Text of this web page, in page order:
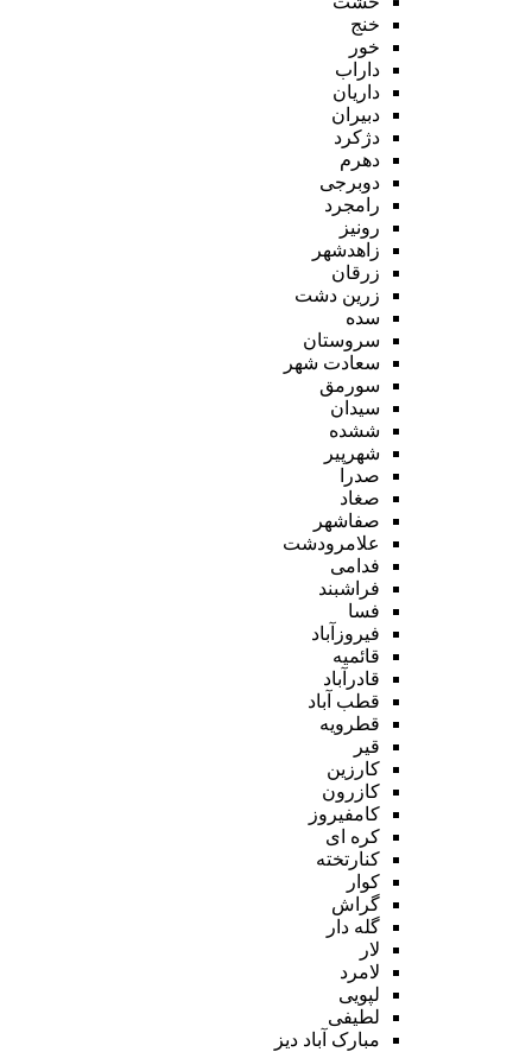
خنج
خور
داراب
داریان
دبیران
دژکرد
دهرم
دوبرجی
رامجرد
رونیز
زاهدشهر
زرقان
زرین دشت
سده
سروستان
سعادت شهر
سورمق
سیدان
ششده
شهرپیر
صدرا
صغاد
صفاشهر
علامرودشت
فدامی
فراشبند
فسا
فیروزآباد
قائمیه
قادرآباد
قطب آباد
قطرویه
قیر
کارزین
کازرون
کامفیروز
کره ای
کنارتخته
کوار
گراش
گله دار
لار
لامرد
لپویی
لطیفی
مبارک آباد دیز